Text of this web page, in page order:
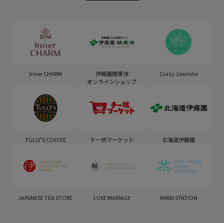
Inner CHARM
伊藤園健康体
オンラインショップ
Crazy Jasmine
TULLY'S COFFEE チー坊マーケット 北海道伊藤園
JAPANESE TEA STORE LUXE MARIAGE MIRAI STATION